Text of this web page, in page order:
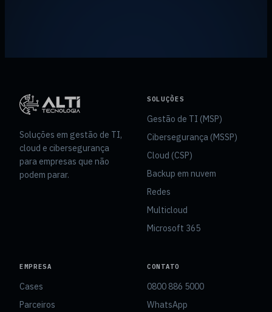
Soluções em gestão de TI,
cloud e cibersegurança
para empresas que não
podem parar.
SOLUÇÕES
Gestão de TI (MSP)
Cibersegurança (MSSP)
Cloud (CSP)
Backup em nuvem
Redes
Multicloud
Microsoft 365
EMPRESA
Cases
Parceiros
CONTATO
0800 886 5000
WhatsApp